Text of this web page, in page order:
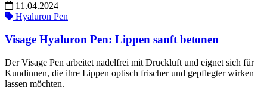
11.04.2024
Hyaluron Pen
Visage Hyaluron Pen: Lippen sanft betonen
Der Visage Pen arbeitet nadelfrei mit Druckluft und eignet sich für
Kundinnen, die ihre Lippen optisch frischer und gepflegter wirken
lassen möchten.